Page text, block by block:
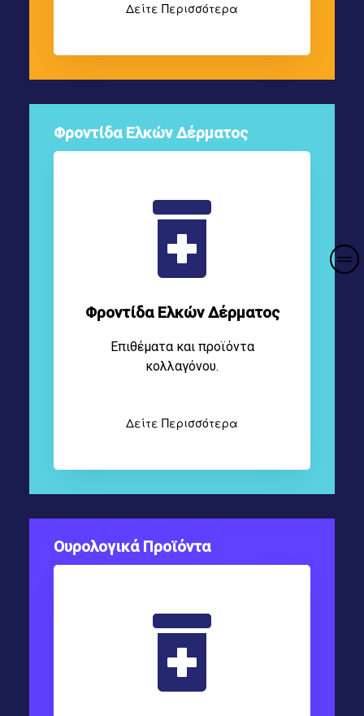
Δείτε Περισσότερα
Φροντίδα Ελκών Δέρματος
Φροντίδα Ελκών Δέρματος
Επιθέματα και προϊόντα
κολλαγόνου.
Δείτε Περισσότερα
Ουρολογικά Προϊόντα